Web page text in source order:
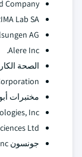
Company
Lab SA
AG
Alere Inc.
الصحة
مختبرات
Inc.
Ltd.
جونسون Services, Inc.